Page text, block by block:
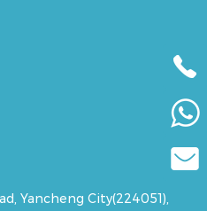
Yancheng City(224051),